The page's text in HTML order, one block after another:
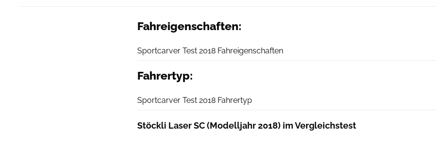
Fahreigenschaften:
Sportcarver Test 2018 Fahreigenschaften
Fahrertyp:
Sportcarver Test 2018 Fahrertyp
Stöckli Laser SC (Modelljahr 2018) im Vergleichstest